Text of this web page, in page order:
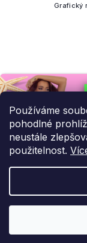
Používáme
pohodlné
neustále
použitelnost.
Grafický
Budeme vám